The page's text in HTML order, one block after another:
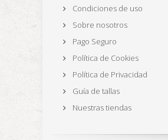
Condiciones de uso
Sobre nosotros
Pago Seguro
Política de Cookies
Política de Privacidad
Guía de tallas
Nuestras tiendas